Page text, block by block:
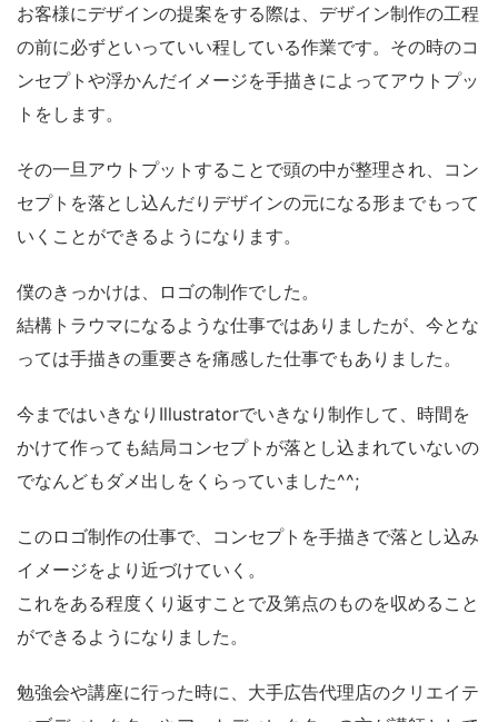
お客様にデザインの提案をする際は、デザイン制作の工程
の前に必ずといっていい程している作業です。その時のコ
ンセプトや浮かんだイメージを手描きによってアウトプッ
トをします。
その一旦アウトプットすることで頭の中が整理され、コン
セプトを落とし込んだりデザインの元になる形までもって
いくことができるようになります。
僕のきっかけは、ロゴの制作でした。
結構トラウマになるような仕事ではありましたが、今とな
っては手描きの重要さを痛感した仕事でもありました。
今まではいきなりIllustratorでいきなり制作して、時間を
かけて作っても結局コンセプトが落とし込まれていないの
でなんどもダメ出しをくらっていました^^;
このロゴ制作の仕事で、コンセプトを手描きで落とし込み
イメージをより近づけていく。
これをある程度くり返すことで及第点のものを収めること
ができるようになりました。
勉強会や講座に行った時に、大手広告代理店のクリエイテ